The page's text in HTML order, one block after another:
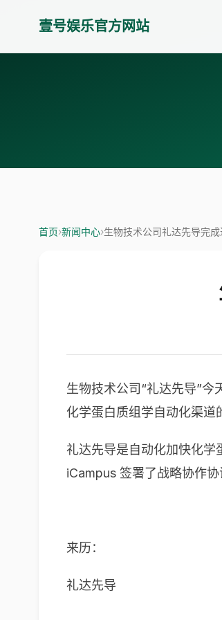
壹号娱乐官方网站
首页›新闻中心›生物技术公司礼达先导完
生物技术公司“礼达先导”
化学蛋白质组学自动化渠道
礼达先导是自动化加快化学
iCampus 签署了战略协作
来历：
礼达先导